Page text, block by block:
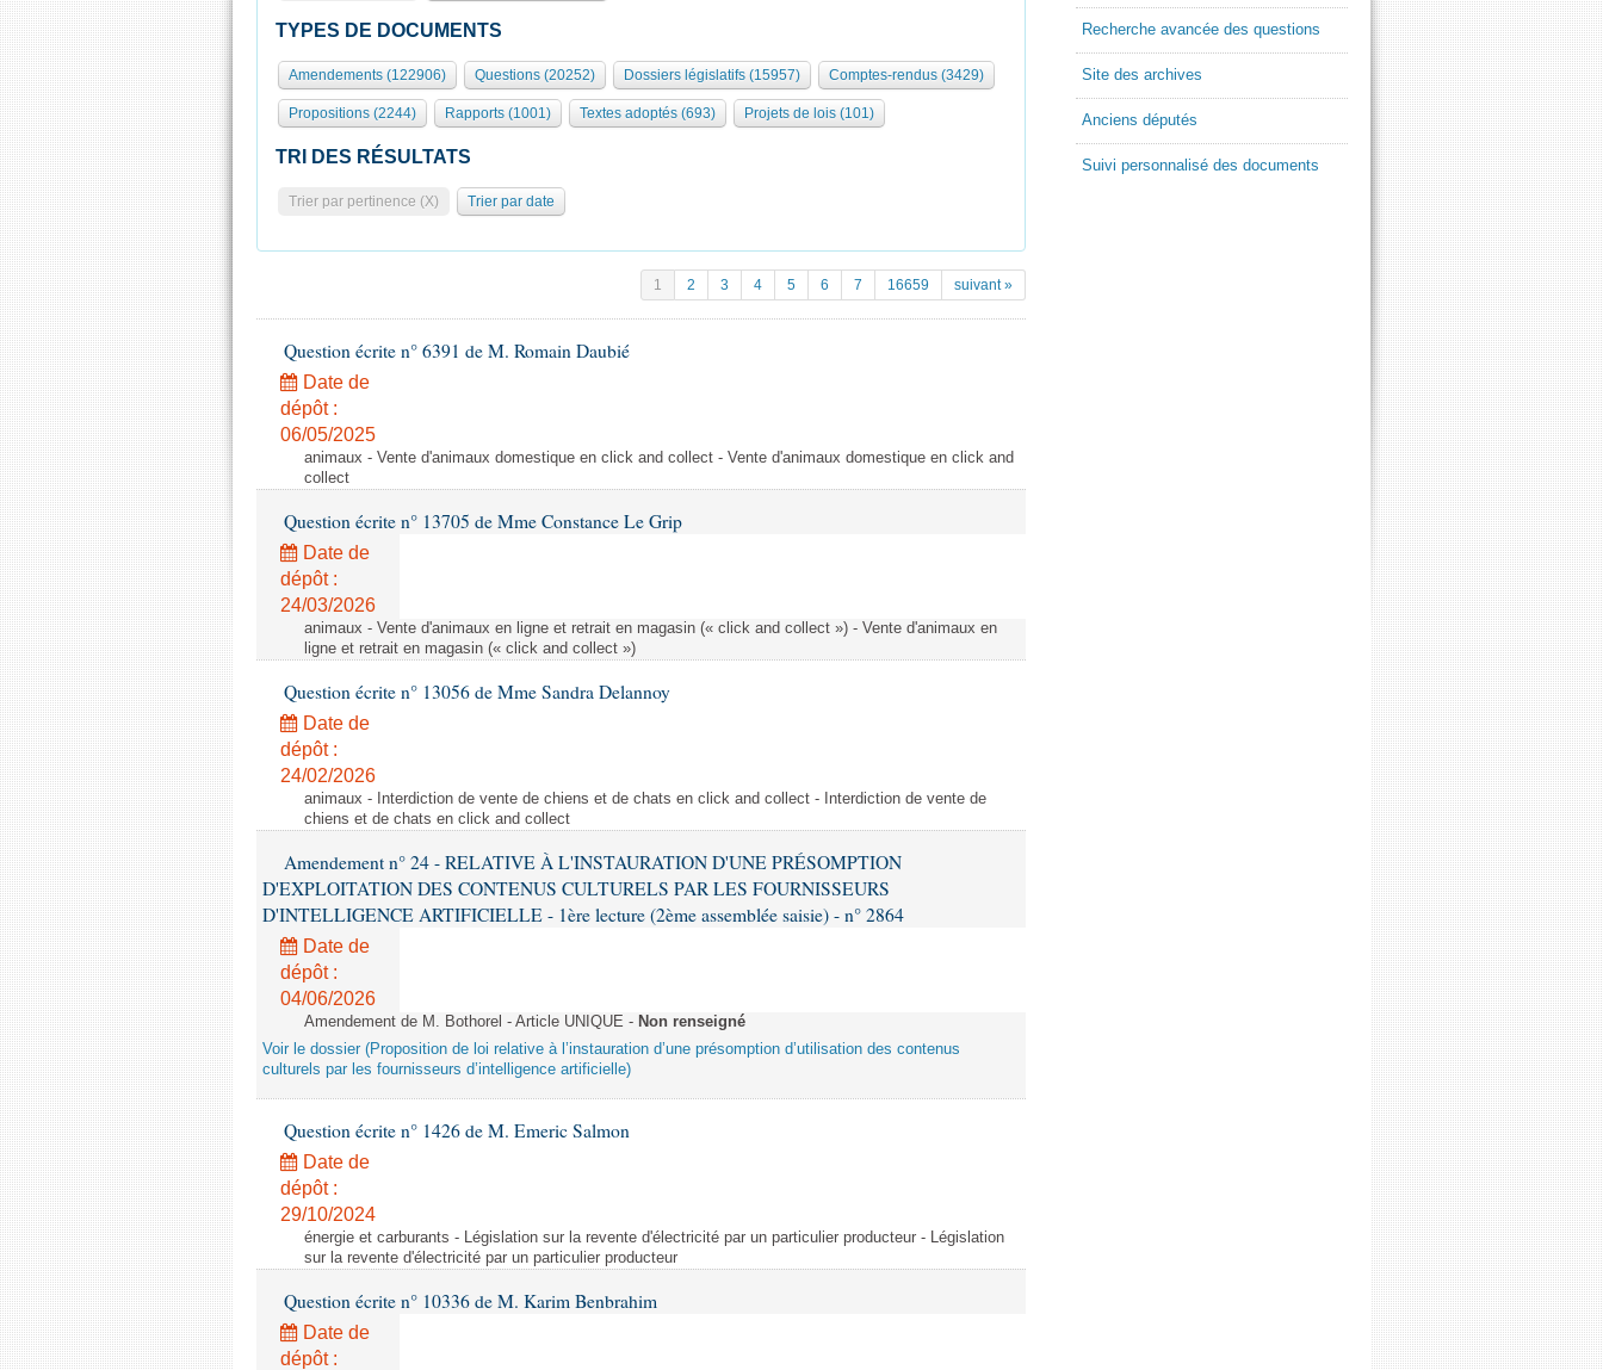
TYPES DE DOCUMENTS
Amendements (122906) Questions (20252) Dossiers législatifs (15957) Comptes-rendus (3429)
Propositions (2244) Rapports (1001) Textes adoptés (693) Projets de lois (101)
TRI DES RÉSULTATS
Trier par pertinence (X) Trier par date
1 2 3 4 5 6 7 16659 suivant »
Question écrite n° 6391 de M. Romain Daubié
Date de
dépôt :
06/05/2025
animaux - Vente d'animaux domestique en click and collect - Vente d'animaux domestique en click and
collect
Question écrite n° 13705 de Mme Constance Le Grip
Date de
dépôt :
24/03/2026
animaux - Vente d'animaux en ligne et retrait en magasin (« click and collect ») - Vente d'animaux en
ligne et retrait en magasin (« click and collect »)
Question écrite n° 13056 de Mme Sandra Delannoy
Date de
dépôt :
24/02/2026
animaux - Interdiction de vente de chiens et de chats en click and collect - Interdiction de vente de
chiens et de chats en click and collect
Amendement n° 24 - RELATIVE À L'INSTAURATION D'UNE PRÉSOMPTION
D'EXPLOITATION DES CONTENUS CULTURELS PAR LES FOURNISSEURS
D'INTELLIGENCE ARTIFICIELLE - 1ère lecture (2ème assemblée saisie) - n° 2864
Date de
dépôt :
04/06/2026
Amendement de M. Bothorel - Article UNIQUE - Non renseigné
Voir le dossier (Proposition de loi relative à l’instauration d’une présomption d’utilisation des contenus
culturels par les fournisseurs d’intelligence artificielle)
Question écrite n° 1426 de M. Emeric Salmon
Date de
dépôt :
29/10/2024
énergie et carburants - Législation sur la revente d'électricité par un particulier producteur - Législation
sur la revente d'électricité par un particulier producteur
Question écrite n° 10336 de M. Karim Benbrahim
Date de
dépôt :
Recherche avancée des questions
Site des archives
Anciens députés
Suivi personnalisé des documents